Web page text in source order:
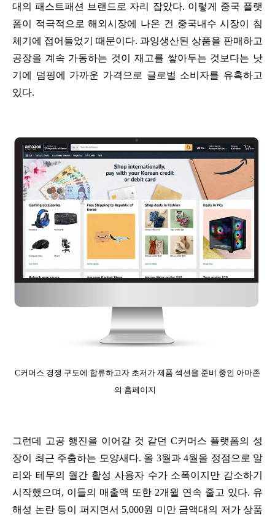
대의 패스트패션 브랜드로 자리 잡았다. 이렇게 중국 플랫
폼이 적극적으로 해외시장에 나온 건 중국내수 시장이 침
체기에 접어들었기 때문이다. 과잉생산된 상품을 판매하고
공장을 계속 가동하는 것이 재고를 쌓아두는 것보다는 낫
기에 덤핑에 가까운 가격으로 글로벌 소비자를 유혹하고
있다.
C커머스 경쟁 구도에 합류하고자 초저가 제품 섹션을 준비 중인 아마존
의 홈페이지
그런데 고공 행진을 이어갈 것 같던 C커머스 플랫폼의 성
장이 최근 주춤하는 모양새다. 올 3월과 4월을 정점으로 알
리와 테무의 월간 활성 사용자 수가 소폭이지만 감소하기
시작했으며, 이들의 매출액 또한 2개월 연속 줄고 있다. 유
해성 논란 등이 퍼지면서 5,000원 미만 금액대의 저가 상품